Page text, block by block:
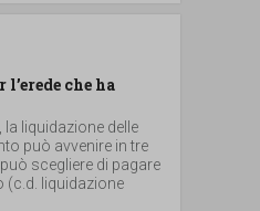
che ha
la liquidazione delle
può avvenire in tre
scegliere di pagare
(c.d. liquidazione